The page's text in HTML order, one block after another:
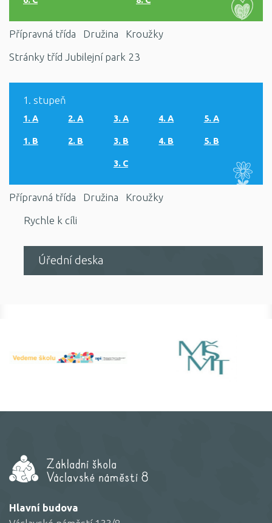
Přípravná třída Družina
Kroužky
Stránky tříd Jubilejní park 23
1. stupeň
1. A
1. B
2. A
2. B
3. A
3. B
3. C
4. A
4. B
5. A
5. B
Přípravná třída Družina
Kroužky
Rychle k cíli
Úřední deska
Hlavní budova